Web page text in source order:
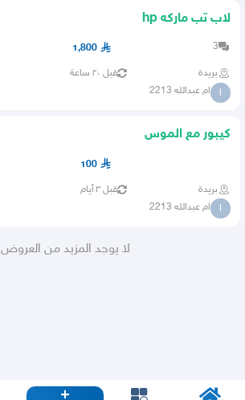
لاب تب ماركه hp
3
1,800
بريدة قبل ٢٠ ساعة
ا ام عبدالله 2213
كيبور مع الموس
100
بريدة قبل ٣ أيام
ا ام عبدالله 2213
لا يوجد المزيد من العروض